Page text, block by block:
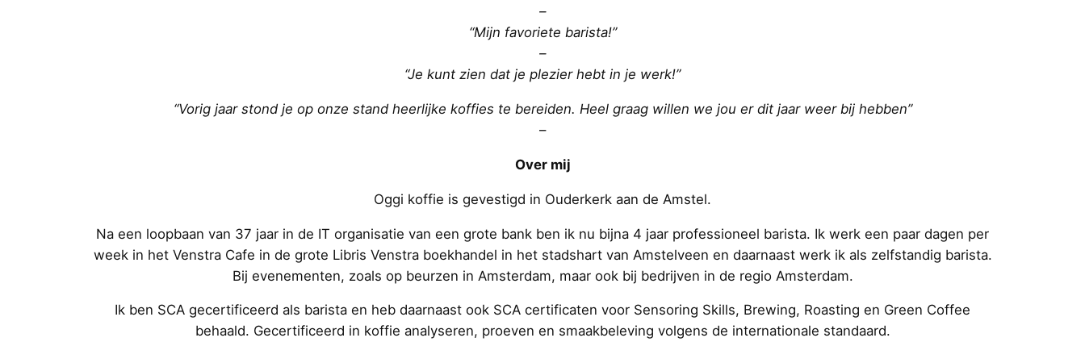
–
“Mijn favoriete barista!”
–
“Je kunt zien dat je plezier hebt in je werk!”
“Vorig jaar stond je op onze stand heerlijke koffies te bereiden. Heel graag willen we jou er dit jaar weer bij hebben”
–
Over mij
Oggi koffie is gevestigd in Ouderkerk aan de Amstel.
Na een loopbaan van 37 jaar in de IT organisatie van een grote bank ben ik nu bijna 4 jaar professioneel barista. Ik werk een paar dagen per
week in het Venstra Cafe in de grote Libris Venstra boekhandel in het stadshart van Amstelveen en daarnaast werk ik als zelfstandig barista.
Bij evenementen, zoals op beurzen in Amsterdam, maar ook bij bedrijven in de regio Amsterdam.
Ik ben SCA gecertificeerd als barista en heb daarnaast ook SCA certificaten voor Sensoring Skills, Brewing, Roasting en Green Coffee
behaald. Gecertificeerd in koffie analyseren, proeven en smaakbeleving volgens de internationale standaard.